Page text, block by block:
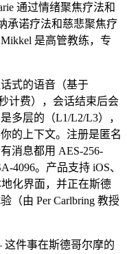
通过情绪聚焦疗法和
承诺疗法和慈悲聚焦疗
是高管教练，专
式的语音（基于
计费），会话结束后会
多层的（L1/L2/L3），
的上下文。注册是匿名
消息都用 AES-256-
4096。产品支持 iOS、
化界面，并正在斯德
（由 Per Carlbring 教授
件事在斯德哥尔摩的